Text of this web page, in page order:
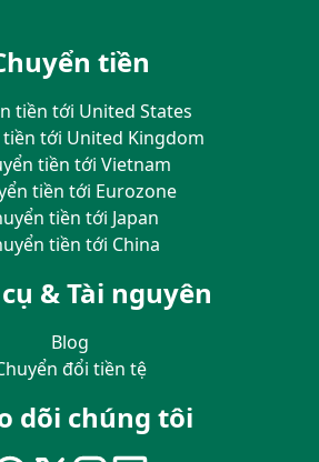
tiền
tiền tới United States
tiền tới United Kingdom
tiền tới Vietnam
tiền tới Eurozone
tiền tới Japan
tiền tới China
& Tài nguyên
Blog
đổi tiền tệ
dõi chúng tôi